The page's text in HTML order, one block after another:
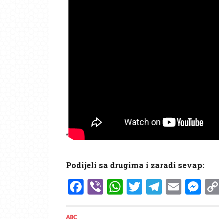
“
Podijeli sa drugima i zaradi sevap:
Facebook
ViberWhatsApp
Twitter
Telegram
Email